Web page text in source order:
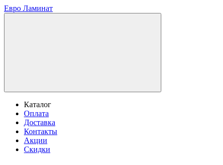
Евро Ламинат
Каталог
Оплата
Доставка
Контакты
Акции
Скидки